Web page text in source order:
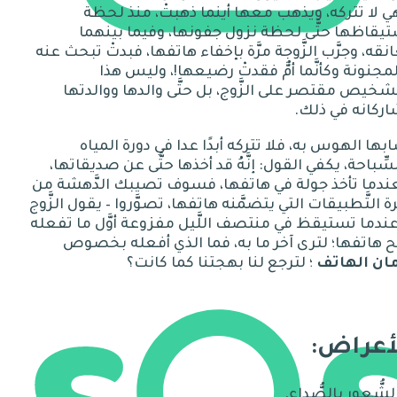
لا تتركه، ويذهب معها أينما ذهبتْ، منذ لحظة
حتَّى لحظة نزول جفونها، وفيما بينهما
وجرَّب الزَّوجة مرَّة بإخفاء هاتفها، فبدتْ تبحث عنه
وكأنَّما أمٌّ فقدتْ رضيعها!، وليس هذا
شخيص مقتصر على الزَّوج، بل حتَّى والدها ووالدتها
في ذلك.
الهوس به، فلا تتركه أبدًا عدا في دورة المياه
يكفي القول: إنَّهُ قدأخذها حتَّى عن صديقاتها،
تأخذ جولة في هاتفها، فسوف تصيبك الدَّهشة من
التَّطبيقات التي يتضمَّنه هاتفها، تصوَّروا – يقول الزَّوج
تستيقظ في منتصف اللَّيل مفزوعة أوَّل ما تفعله
هاتفها؛ لترى آخر ما به، فما الذي أفعله بخصوص
الهاتف ؛ لترجع لنا بهجتنا كما كانت؟